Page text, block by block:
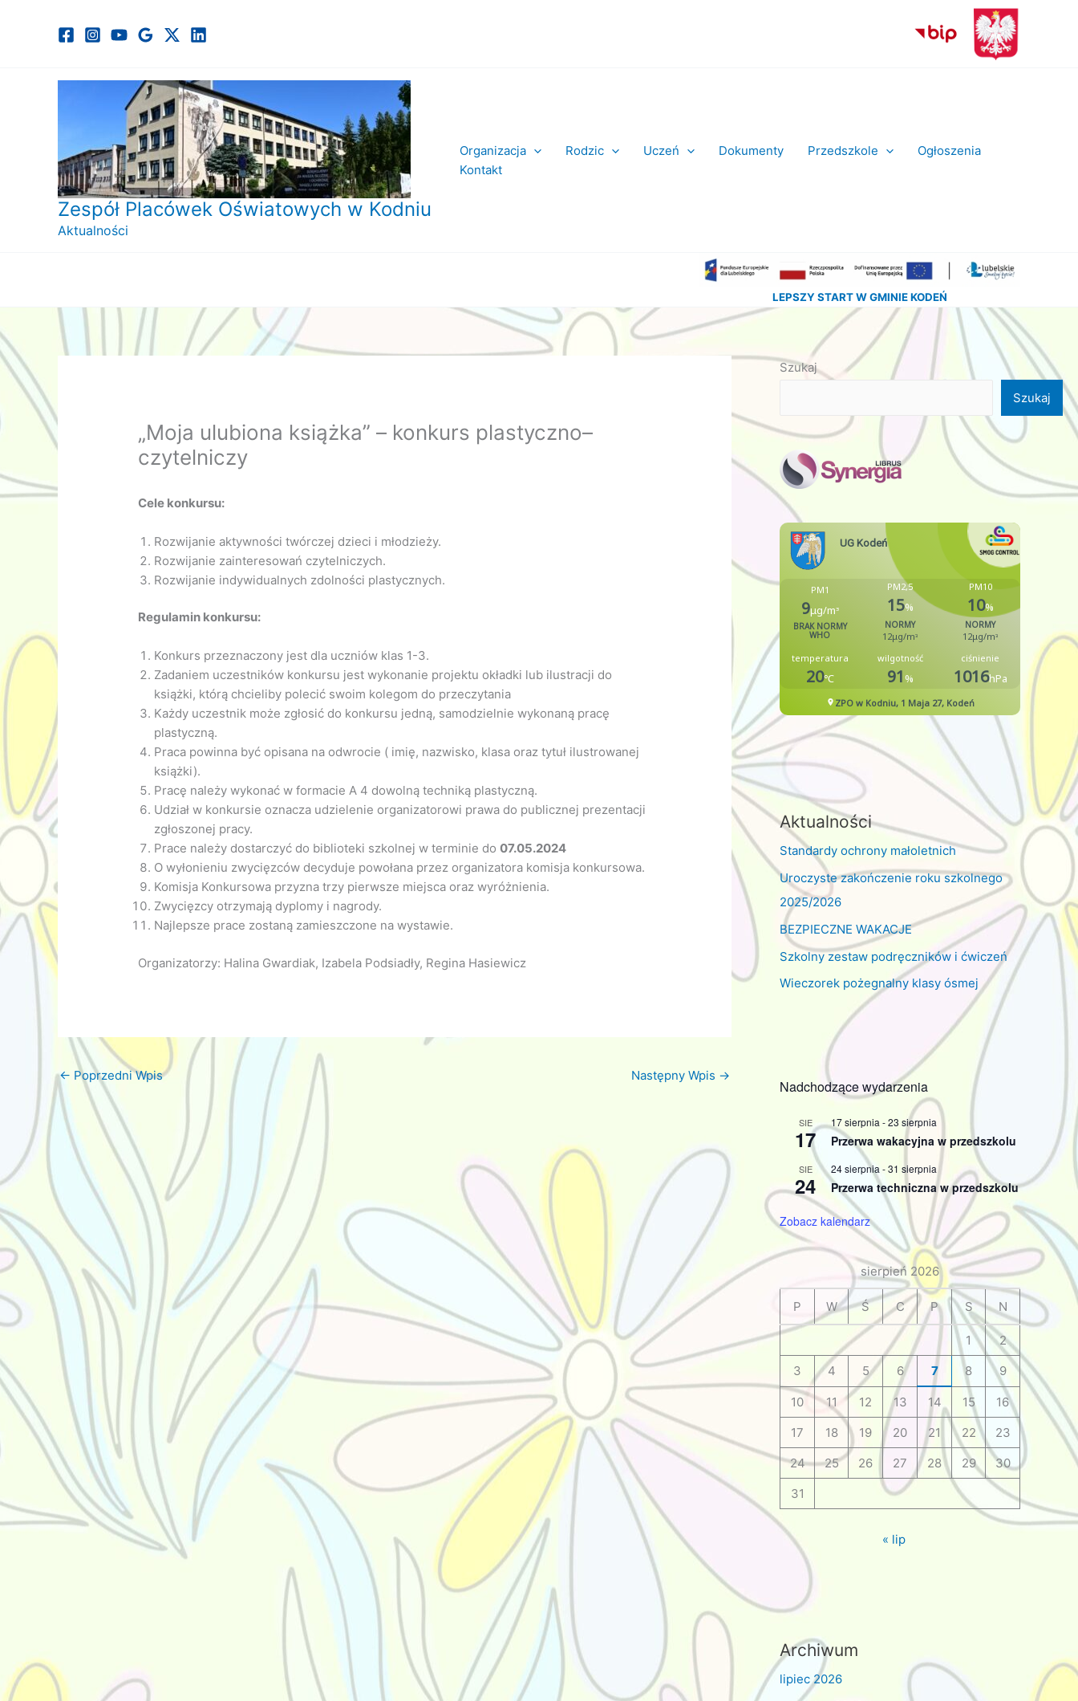
Zespół Placówek Oświatowych w Kodniu
Aktualności
Organizacja Rodzic Uczeń Dokumenty Przedszkole
Ogłoszenia
Kontakt
LEPSZY START W GMINIE KODEŃ
„Moja ulubiona książka” – konkurs plastyczno–
czytelniczy
Cele konkursu:
Rozwijanie aktywności twórczej dzieci i młodzieży.
Rozwijanie zainteresowań czytelniczych.
Rozwijanie indywidualnych zdolności plastycznych.
Regulamin konkursu:
Konkurs przeznaczony jest dla uczniów klas 1-3.
Zadaniem uczestników konkursu jest wykonanie projektu okładki lub ilustracji do
książki, którą chcieliby polecić swoim kolegom do przeczytania
Każdy uczestnik może zgłosić do konkursu jedną, samodzielnie wykonaną pracę
plastyczną.
Praca powinna być opisana na odwrocie ( imię, nazwisko, klasa oraz tytuł ilustrowanej
książki).
Pracę należy wykonać w formacie A 4 dowolną techniką plastyczną.
Udział w konkursie oznacza udzielenie organizatorowi prawa do publicznej prezentacji
zgłoszonej pracy.
Prace należy dostarczyć do biblioteki szkolnej w terminie do07.05.2024
O wyłonieniu zwycięzców decyduje powołana przez organizatora komisja konkursowa.
Komisja Konkursowa przyzna trzy pierwsze miejsca oraz wyróżnienia.
Zwycięzcy otrzymają dyplomy i nagrody.
Najlepsze prace zostaną zamieszczone na wystawie.
Organizatorzy: Halina Gwardiak, Izabela Podsiadły, Regina Hasiewicz
← Poprzedni Wpis Następny Wpis →
Szukaj
Szukaj
Aktualności
Standardy ochrony małoletnich
Uroczyste zakończenie roku szkolnego
2025/2026
BEZPIECZNE WAKACJE
Szkolny zestaw podręczników i ćwiczeń
Wieczorek pożegnalny klasy ósmej
Nadchodzące wydarzenia
SIE
17
17 sierpnia -23 sierpnia
Przerwa wakacyjna w przedszkolu
SIE
24
24 sierpnia -31 sierpnia
Przerwa techniczna w przedszkolu
Zobacz kalendarz
sierpień 2026
P W Ś C P S N
1
2
3
4 5 6 7 8 9
10 11 12 13 14 15
16
17
18 19 20 21 22
23
24
25 26 27 28 29
30
31
« lip
Archiwum
lipiec 2026